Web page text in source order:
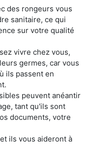
des rongeurs vous
sanitaire, ce qui
sur votre qualité
vivre chez vous,
germes, car vous
ils passent en
peuvent anéantir
tant qu'ils sont
documents, votre
ils vous aideront à